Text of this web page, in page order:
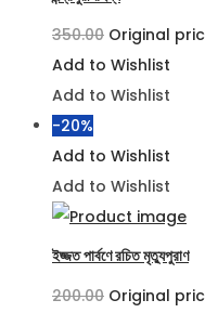
350.00 Original
Add to Wishlist
Add to Wishlist
-20%
Add to Wishlist
Add to Wishlist
ইজ্জত পার্বণে রচিত মৃত্যুপুরাণ
200.00 Original